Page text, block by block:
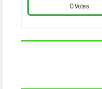
0 Votes